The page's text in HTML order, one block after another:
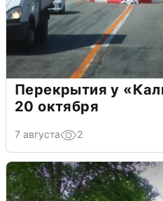
Перекрытия у
20 октября
7 августа 2